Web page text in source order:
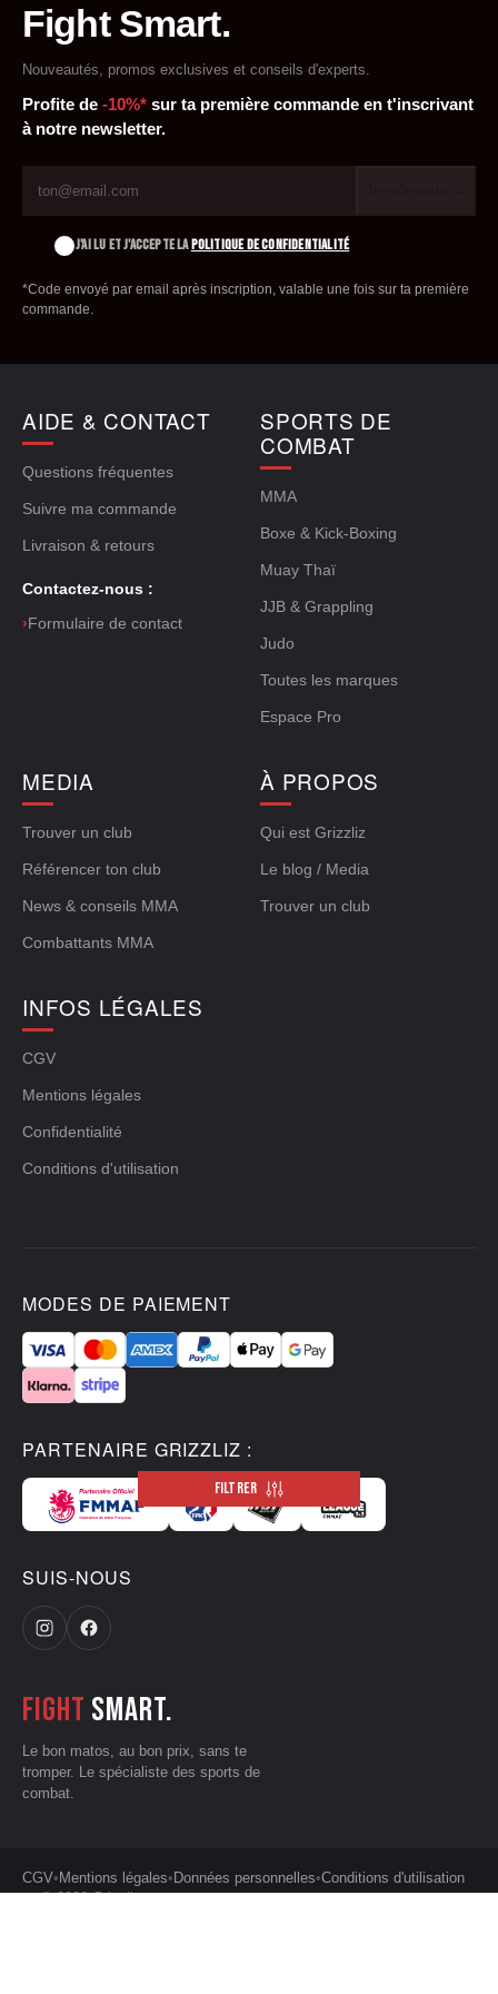
Fight Smart.
Nouveautés, promos exclusives et conseils d'experts.
Profite de -10%* sur ta première commande en t'inscrivant
à notre newsletter.
J'AI LU ET J'ACCEPTE LAPOLITIQUE DE CONFIDENTIALITÉ
*Code envoyé par email après inscription, valable une fois sur ta première
commande.
AIDE & CONTACT
Questions fréquentes
Suivre ma commande
Livraison & retours
Contactez-nous :
›Formulaire de contact
SPORTS DE
COMBAT
MMA
Boxe & Kick-Boxing
Muay Thaï
JJB & Grappling
Judo
Toutes les marques
Espace Pro
MEDIA
Trouver un club
Référencer ton club
News & conseils MMA
Combattants MMA
À PROPOS
Qui est Grizzliz
Le blog / Media
Trouver un club
INFOS LÉGALES
CGV
Mentions légales
Confidentialité
Conditions d'utilisation
MODES DE PAIEMENT
PARTENAIRE GRIZZLIZ :
SUIS-NOUS
Fight smart.
Le bon matos, au bon prix, sans te
tromper. Le spécialiste des sports de
combat.
CGV• Mentions légales• Données personnelles•Conditions d'utilisation
FILTRER